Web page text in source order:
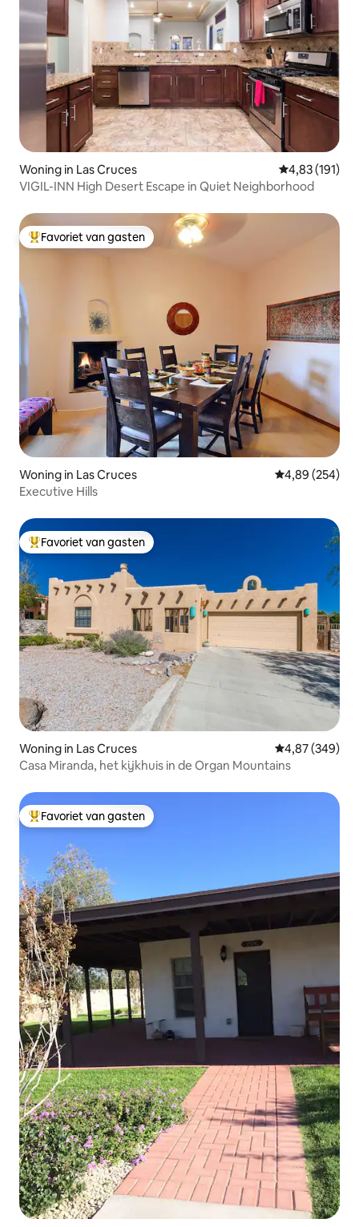
Woning in Las Cruces Gemiddelde
4,83 (191)
VIGIL-INN High Desert Escape in Quiet Neighborhood
Topfavoriet van gasten
Favoriet van gasten
Woning in Las Cruces Gemiddelde
4,89 (254)
Executive Hills
Topfavoriet van gasten
Favoriet van gasten
Woning in Las Cruces Gemiddelde
4,87 (349)
Casa Miranda, het kijkhuis in de Organ Mountains
Topfavoriet van gasten
Favoriet van gasten